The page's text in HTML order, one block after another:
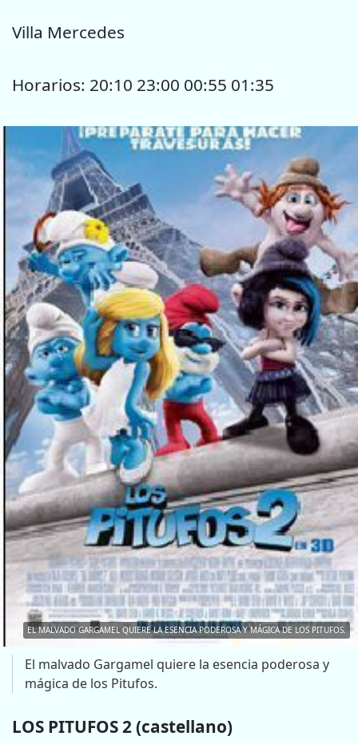
Villa Mercedes
Horarios: 20:10 23:00 00:55 01:35
EL MALVADO GARGAMEL QUIERE LA ESENCIA PODEROSA Y MÁGICA DE LOS PITUFOS.
El malvado Gargamel quiere la esencia poderosa y
mágica de los Pitufos.
LOS PITUFOS 2 (castellano)